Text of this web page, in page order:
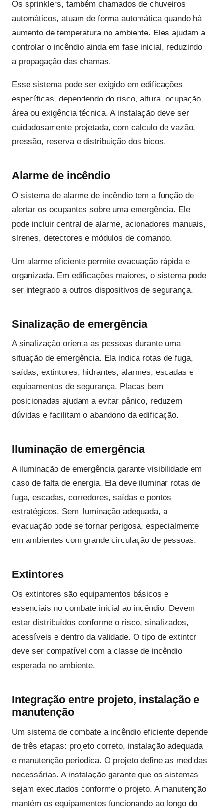
Os sprinklers, também chamados de chuveiros
automáticos, atuam de forma automática quando há
aumento de temperatura no ambiente. Eles ajudam a
controlar o incêndio ainda em fase inicial, reduzindo
a propagação das chamas.
Esse sistema pode ser exigido em edificações
específicas, dependendo do risco, altura, ocupação,
área ou exigência técnica. A instalação deve ser
cuidadosamente projetada, com cálculo de vazão,
pressão, reserva e distribuição dos bicos.
Alarme de incêndio
O sistema de alarme de incêndio tem a função de
alertar os ocupantes sobre uma emergência. Ele
pode incluir central de alarme, acionadores manuais,
sirenes, detectores e módulos de comando.
Um alarme eficiente permite evacuação rápida e
organizada. Em edificações maiores, o sistema pode
ser integrado a outros dispositivos de segurança.
Sinalização de emergência
A sinalização orienta as pessoas durante uma
situação de emergência. Ela indica rotas de fuga,
saídas, extintores, hidrantes, alarmes, escadas e
equipamentos de segurança. Placas bem
posicionadas ajudam a evitar pânico, reduzem
dúvidas e facilitam o abandono da edificação.
Iluminação de emergência
A iluminação de emergência garante visibilidade em
caso de falta de energia. Ela deve iluminar rotas de
fuga, escadas, corredores, saídas e pontos
estratégicos. Sem iluminação adequada, a
evacuação pode se tornar perigosa, especialmente
em ambientes com grande circulação de pessoas.
Extintores
Os extintores são equipamentos básicos e
essenciais no combate inicial ao incêndio. Devem
estar distribuídos conforme o risco, sinalizados,
acessíveis e dentro da validade. O tipo de extintor
deve ser compatível com a classe de incêndio
esperada no ambiente.
Integração entre projeto, instalação e
manutenção
Um sistema de combate a incêndio eficiente depende
de três etapas: projeto correto, instalação adequada
e manutenção periódica. O projeto define as medidas
necessárias. A instalação garante que os sistemas
sejam executados conforme o projeto. A manutenção
mantém os equipamentos funcionando ao longo do